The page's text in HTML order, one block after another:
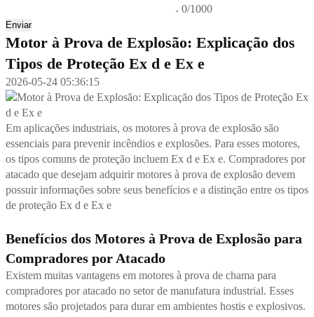
0/1000
Enviar
Motor à Prova de Explosão: Explicação dos
Tipos de Proteção Ex d e Ex e
2026-05-24 05:36:15
Em aplicações industriais, os motores à prova de explosão são
essenciais para prevenir incêndios e explosões. Para esses motores,
os tipos comuns de proteção incluem Ex d e Ex e. Compradores por
atacado que desejam adquirir motores à prova de explosão devem
possuir informações sobre seus benefícios e a distinção entre os tipos
de proteção Ex d e Ex e
Benefícios dos Motores à Prova de Explosão para
Compradores por Atacado
Existem muitas vantagens em motores à prova de chama para
compradores por atacado no setor de manufatura industrial. Esses
motores são projetados para durar em ambientes hostis e explosivos.